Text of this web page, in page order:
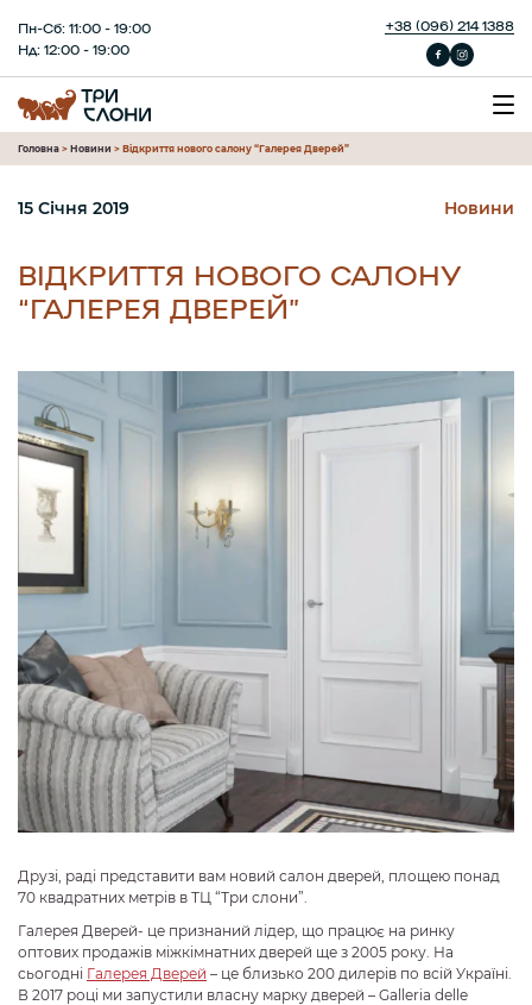
Пн-Сб: 11:00 - 19:00
Нд: 12:00 - 19:00
+38 (096) 214 1388
Головна > Новини > Відкриття нового салону “Галерея Дверей”
ВІДКРИТТЯ НОВОГО САЛОНУ
“ГАЛЕРЕЯ ДВЕРЕЙ”
15 Січня 2019 Новини
Друзі, раді представити вам новий салон дверей, площею понад
70 квадратних метрів в ТЦ “Три слони”.
Галерея Дверей- це признаний лідер, що працює на ринку
оптових продажів міжкімнатних дверей ще з 2005 року. На
сьогодні Галерея Дверей – це близько 200 дилерів по всій Україні.
В 2017 році ми запустили власну марку дверей – Galleria delle